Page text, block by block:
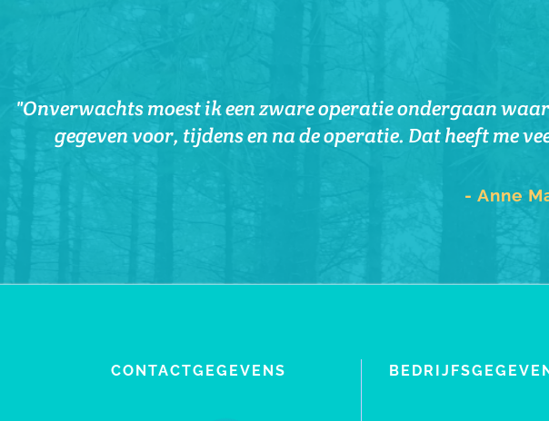
‘Marielle heeft mij een chakrahealing gegeven. Wat een
bijzonder is voor mij. Na de
- Anne
"Onverwachts moest ik een zware operatie ondergaan
gegeven voor, tijdens en na de operatie. Dat heeft me
- Anne
De Auratouch Healing van Mariëlle was een bijzondere
Met deze vrij intense en liefdevolle
-
CONTACTGEGEVENS